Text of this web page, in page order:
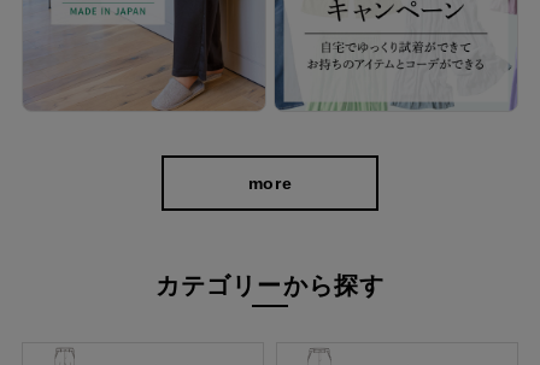
more
カテゴリーから探す